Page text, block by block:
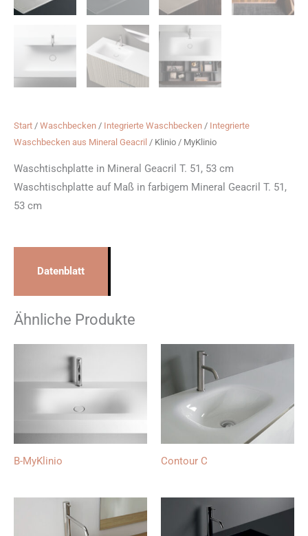
Start / Waschbecken / Integrierte Waschbecken / Integrierte
Waschbecken aus Mineral Geacril / Klinio / MyKlinio
Waschtischplatte in Mineral Geacril T. 51, 53 cm
Waschtischplatte auf Maß in farbigem Mineral Geacril T. 51,
53 cm
Datenblatt
Ähnliche Produkte
B-MyKlinio Contour C